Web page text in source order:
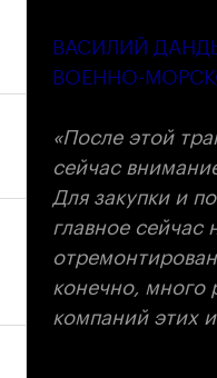
ВАСИЛИЙ
ВОЕННО-
«После этой
сейчас
Для закупки и
главное сейчас
конечно, много
компаний этих